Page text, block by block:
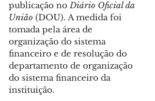
publicação no Diário Oficial da
União (DOU). A medida foi
tomada pela área de
organização do sistema
financeiro e de resolução do
departamento de organização
do sistema financeiro da
instituição.